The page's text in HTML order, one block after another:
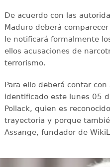
De acuerdo con las
Maduro deberá
le notificará formalmente
ellos acusaciones de
terrorismo.
Para ello deberá contar
identificado este lunes 05
Pollack, quien es
trayectoria y porque
Assange, fundador de